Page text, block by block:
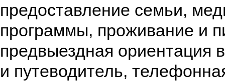
предоставление семьи,
программы, проживание и
предвыездная
и путеводитель,